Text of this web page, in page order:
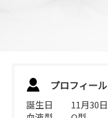
プロフィール
誕生日
11月30日